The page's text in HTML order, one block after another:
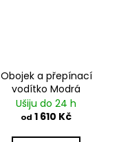
Obojek a přepínací
vodítko Modrá
Ušiju do 24 h
od 1 610 Kč